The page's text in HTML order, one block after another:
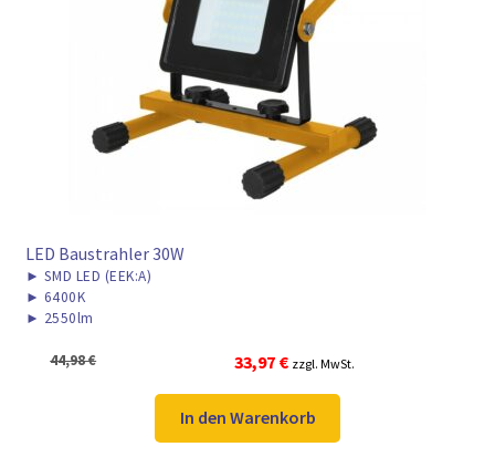
LED Baustrahler 30W
► SMD LED (EEK:A)
► 6400K
► 2550lm
44,98€
Ursprünglicher
war:
44,98 €
33,97 €Aktueller
ist:
33,97 €.
zzgl. MwSt.
In den Warenkorb